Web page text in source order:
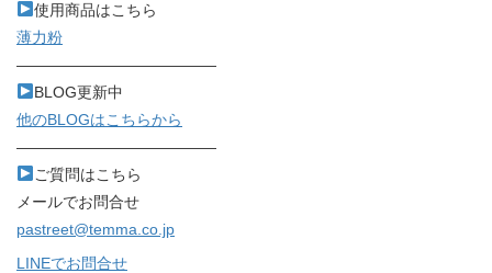
使用商品はこちら
薄力粉
—————————————
BLOG更新中
他のBLOGはこちらから
—————————————
ご質問はこちら
メールでお問合せ
pastreet@temma.co.jp
LINEでお問合せ